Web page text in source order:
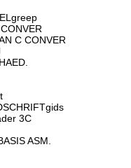
C CONVER
3C
ASM.